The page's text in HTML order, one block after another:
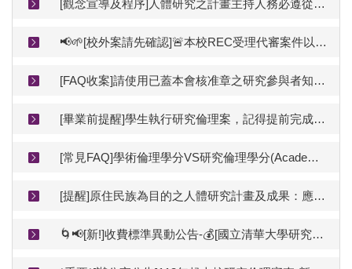
[觀念宣導及程序]人體研究之計畫主持人務必遵從本校研究倫理審查規範送審(教育部函文)
📢🌱[校外案請先確認]🚨本校REC受理代審案件以與本校簽訂委託契約且屬簽約審查範圍內者為限(準備電子檔前請先洽詢是否可受理）
[FAQ收案]請使用已蓋本會核准章之研究參與者知情同意書收案
[畢業前提醒]學生執行研究倫理案，記得提前完成結案審查才能順利離校
[常見FAQ]學術倫理學分VS研究倫理學分(Academic Ethics Credits vs. Research Ethics Credits)
[提醒]原住民族為目的之人體研究計畫及成果：應諮詢取得原住民族同意(未經同意不得擅自進行)
🌀📢[新!]收費標準異動公告-💰[國立清華大學研究倫理審查服務費用收支管理要點(115.03.19修正，115.06.01啟用)